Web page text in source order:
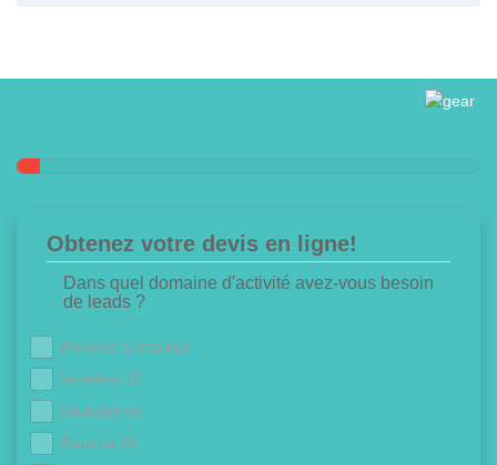
Obtenez votre devis en ligne!
Dans quel domaine d'activité avez-vous besoin
de leads ?
Pompes à chaleur
Isolation 1€
Chaudières
Douche 0€